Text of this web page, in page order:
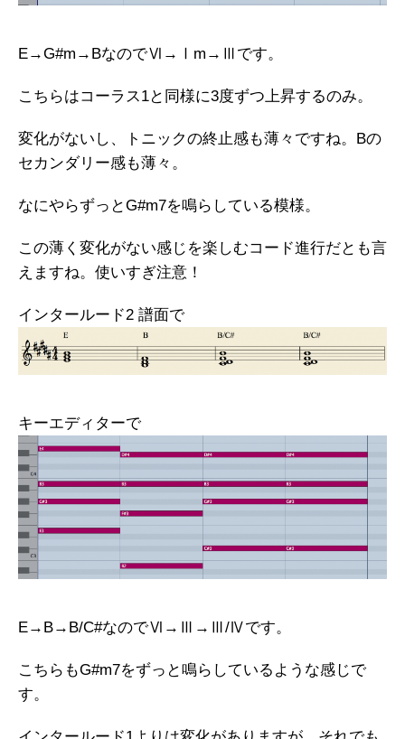
E→G#m→BなのでⅥ→Ⅰm→Ⅲです。
こちらはコーラス1と同様に3度ずつ上昇するのみ。
変化がないし、トニックの終止感も薄々ですね。Bの
セカンダリー感も薄々。
なにやらずっとG#m7を鳴らしている模様。
この薄く変化がない感じを楽しむコード進行だとも言
えますね。使いすぎ注意！
インタールード2 譜面で
キーエディターで
E→B→B/C#なのでⅥ→Ⅲ→Ⅲ/Ⅳです。
こちらもG#m7をずっと鳴らしているような感じで
す。